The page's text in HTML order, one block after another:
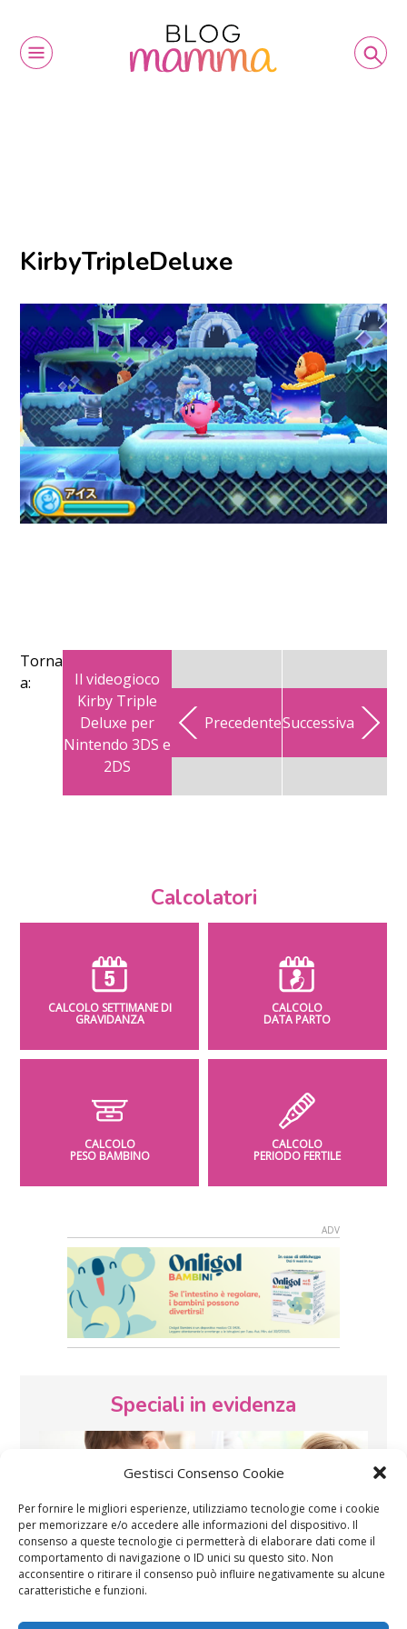
Gestisci Consenso Cookie
Per fornire le migliori esperienze, utilizziamo tecnologie come i cookie
per memorizzare e/o accedere alle informazioni del dispositivo. Il
consenso a queste tecnologie ci permetterà di elaborare dati come il
comportamento di navigazione o ID unici su questo sito. Non
acconsentire o ritirare il consenso può influire negativamente su alcune
caratteristiche e funzioni.
KirbyTripleDeluxe
Torna
a:
Il videogioco
Kirby Triple
Deluxe per
Nintendo 3DS e
2DS
PrecedenteSuccessiva
Calcolatori
CALCOLO SETTIMANE DI
GRAVIDANZA
CALCOLO
DATA PARTO
CALCOLO
PESO BAMBINO
CALCOLO
PERIODO FERTILE
Speciali in evidenza
Vaccini SOS Pediatra